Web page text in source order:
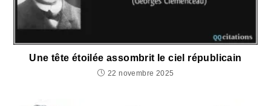
Une tête étoilée assombrit le ciel républicain
22 novembre 2025